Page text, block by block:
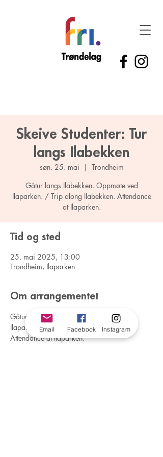
Skeive Studenter: Tur
langs Ilabekken
søn. 25. mai
  |
Trondheim
Gåtur langs Ilabekken. Oppmøte ved
Ilaparken. / Trip along Ilabekken. Attendance
at Ilaparken.
Tid og sted
25. mai 2025, 13:00
Trondheim, Ilaparken
Om arrangementet
Gåtur langs Ilabekken. Oppmøte ved
Ilaparken.  / Trip along Ilabekken.
Attendance at Ilaparken.
Email Facebook Instagram